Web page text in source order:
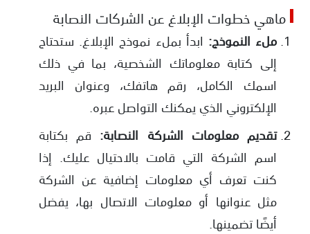
ماهي خطوات الإبلاغ عن الشركات النصابة
ملء النموذج: ابدأ بملء نموذج الإبلاغ. ستحتاج
إلى كتابة معلوماتك الشخصية، بما في ذلك
اسمك الكامل، رقم هاتفك، وعنوان البريد
الإلكتروني الذي يمكنك التواصل عبره.
تقديم معلومات الشركة النصابة: قم بكتابة
اسم الشركة التي قامت بالاحتيال عليك. إذا
كنت تعرف أي معلومات إضافية عن الشركة
مثل عنوانها أو معلومات الاتصال بها، يفضل
أيضًا تضمينها.